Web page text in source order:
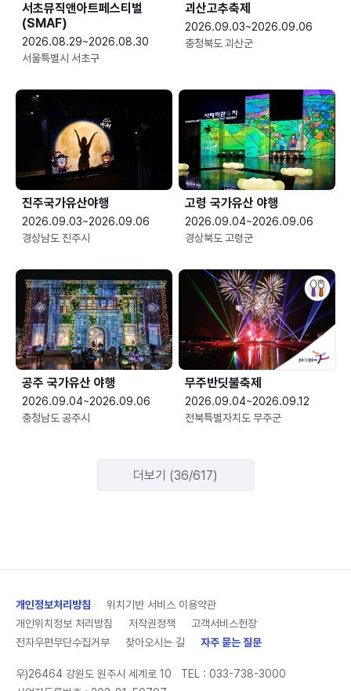
서초뮤직앤아트페스티벌
(SMAF)
2026.08.29~2026.08.30
서울특별시 서초구
괴산고추축제
2026.09.03~2026.09.06
충청북도 괴산군
진주국가유산야행
2026.09.03~2026.09.06
경상남도 진주시
고령 국가유산 야행
2026.09.04~2026.09.06
경상북도 고령군
공주 국가유산 야행
2026.09.04~2026.09.06
충청남도 공주시
무주반딧불축제
2026.09.04~2026.09.12
전북특별자치도 무주군
더보기 (36/617)
개인정보처리방침
위치기반 서비스 이용약관
개인위치정보 처리방침
저작권정책
고객서비스헌장
전자우편무단수집거부
찾아오시는 길 자주 묻는 질문
우)26464 강원도 원주시 세계로 10 TEL : 033-738-3000